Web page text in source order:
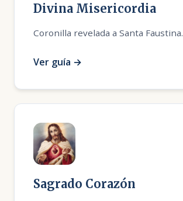
Divina Misericordia
Coronilla revelada a Santa Faustina.
Ver guía →
Sagrado Corazón